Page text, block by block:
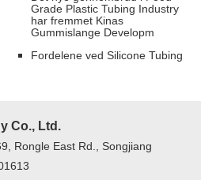
Grade Plastic Tubing Industry
har fremmet Kinas
Gummislange Developm
Fordelene ved Silicone Tubing
Co., Ltd.
Rongle East Rd., Songjiang